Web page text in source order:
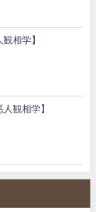
相学】
観相学】